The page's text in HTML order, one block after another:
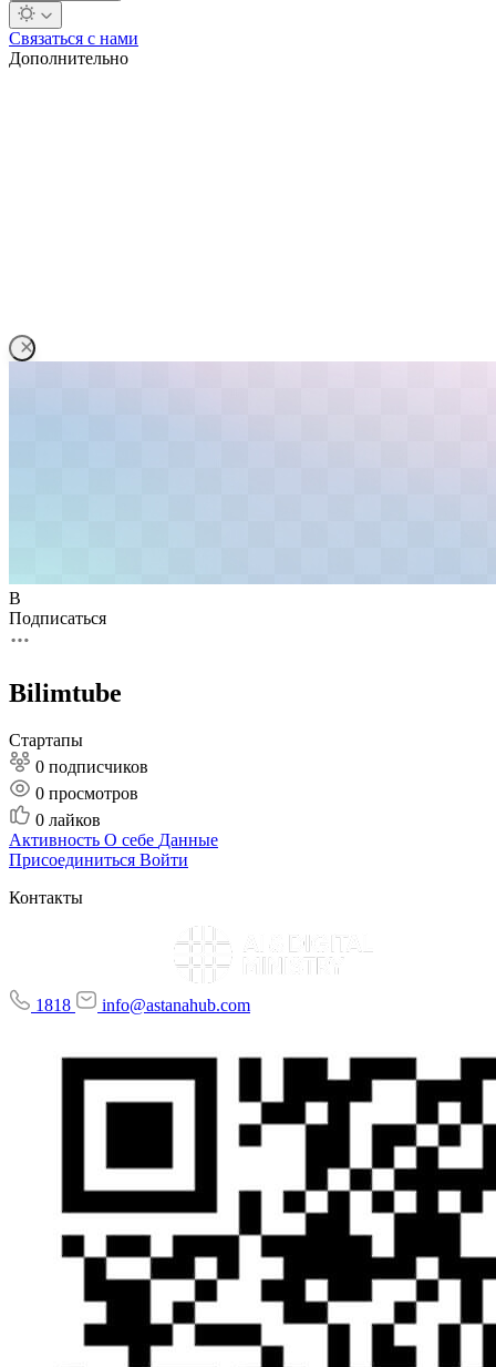
Связаться с нами
Дополнительно
B
Подписаться
Bilimtube
Стартапы
0 подписчиков
0 просмотров
0 лайков
Активность О себе Данные
Присоединиться Войти
Контакты
1818 info@astanahub.com